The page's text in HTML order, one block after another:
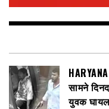
सामने
युवक